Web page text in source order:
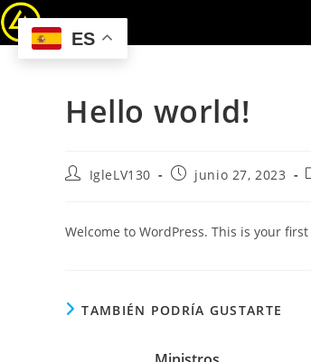
Hello world!
IgleLV130 junio 27, 2023
Welcome to WordPress. This is your
TAMBIÉN PODRÍA GUSTARTE
ES